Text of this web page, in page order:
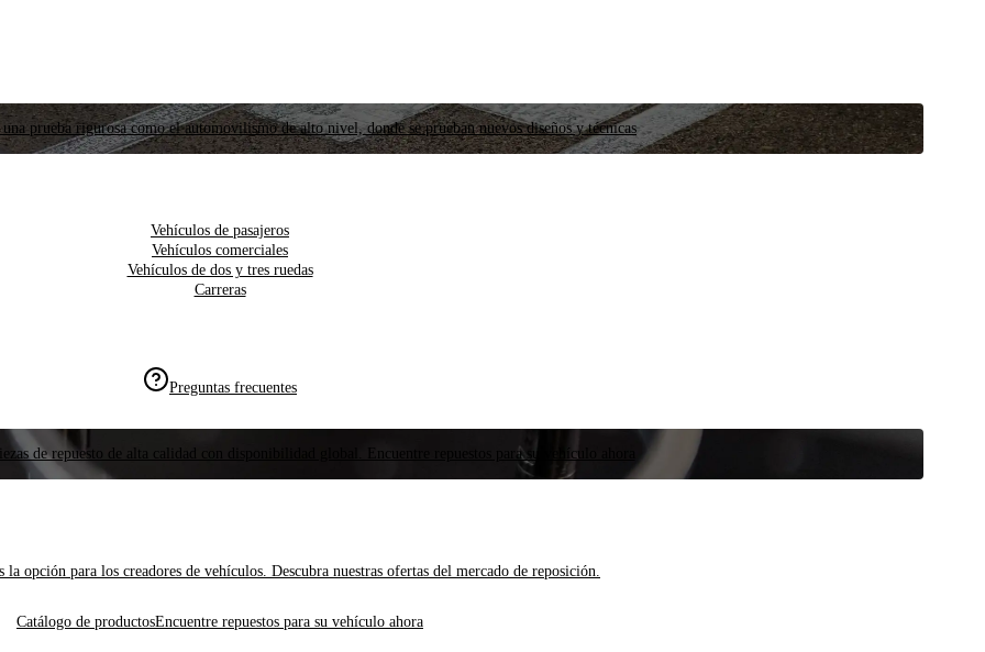
prueba rigurosa como el automovilismo de alto nivel, donde se prueban nuevos diseños y técnicas
Vehículos de pasajeros
Vehículos comerciales
Vehículos de dos y tres ruedas
Carreras
Preguntas frecuentes
de repuesto de alta calidad con disponibilidad global. Encuentre repuestos para su vehículo ahora
la opción para los creadores de vehículos. Descubra nuestras ofertas del mercado de reposición.
Catálogo de productosEncuentre repuestos para su vehículo ahora